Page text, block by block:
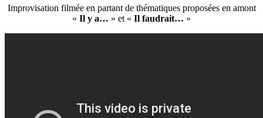
Improvisation filmée en partant de thématiques proposées en amont
« Il y a… » et « Il faudrait… »